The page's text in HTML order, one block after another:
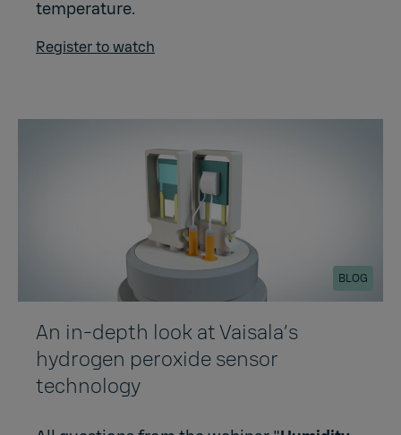
temperature.
Register to watch
BLOG
An in-depth look at Vaisala’s
hydrogen peroxide sensor
technology